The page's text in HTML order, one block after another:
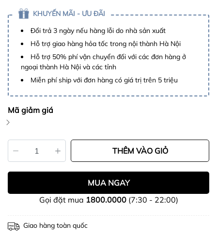
KHUYẾN MÃI - ƯU ĐÃI
Đổi trả 3 ngày nếu hàng lỗi do nhà sản xuất
Hỗ trợ giao hàng hỏa tốc trong nội thành Hà Nội
Hỗ trợ 50% phí vận chuyển đối với các đơn hàng ở
ngoại thành Hà Nội và các tỉnh
Miễn phí ship với đơn hàng có giá trị trên 5 triệu
Mã giảm giá
THÊM VÀO GIỎ
MUA NGAY
Gọi đặt mua 1800.0000(7:30 - 22:00)
Giao hàng toàn quốc